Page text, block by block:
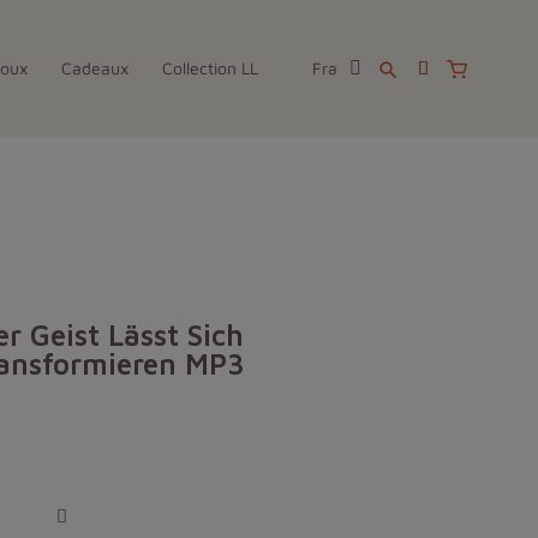
Cadeaux Collection LL Fra search
Geist Lässt Sich
MP3